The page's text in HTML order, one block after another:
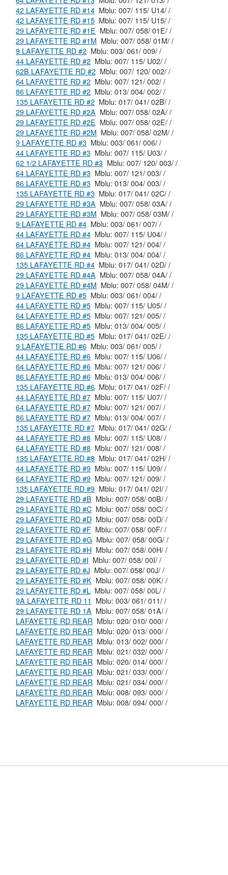
42 LAFAYETTE RD #14
Mblu: 007/ 115/ U14/ /
42 LAFAYETTE RD #15
Mblu: 007/ 115/ U15/ /
29 LAFAYETTE RD #1E
Mblu: 007/ 058/ 01E/ /
29 LAFAYETTE RD #1M
Mblu: 007/ 058/ 01M/ /
9 LAFAYETTE RD #2
Mblu: 003/ 061/ 009/ /
44 LAFAYETTE RD #2
Mblu: 007/ 115/ U02/ /
62B LAFAYETTE RD #2
Mblu: 007/ 120/ 002/ /
64 LAFAYETTE RD #2
Mblu: 007/ 121/ 002/ /
86 LAFAYETTE RD #2
Mblu: 013/ 004/ 002/ /
135 LAFAYETTE RD #2
Mblu: 017/ 041/ 02B/ /
29 LAFAYETTE RD #2A
Mblu: 007/ 058/ 02A/ /
29 LAFAYETTE RD #2E
Mblu: 007/ 058/ 02E/ /
29 LAFAYETTE RD #2M
Mblu: 007/ 058/ 02M/ /
9 LAFAYETTE RD #3
Mblu: 003/ 061/ 006/ /
44 LAFAYETTE RD #3
Mblu: 007/ 115/ U03/ /
62 1/2 LAFAYETTE RD #3
Mblu: 007/ 120/ 003/ /
64 LAFAYETTE RD #3
Mblu: 007/ 121/ 003/ /
86 LAFAYETTE RD #3
Mblu: 013/ 004/ 003/ /
135 LAFAYETTE RD #3
Mblu: 017/ 041/ 02C/ /
29 LAFAYETTE RD #3A
Mblu: 007/ 058/ 03A/ /
29 LAFAYETTE RD #3M
Mblu: 007/ 058/ 03M/ /
9 LAFAYETTE RD #4
Mblu: 003/ 061/ 007/ /
44 LAFAYETTE RD #4
Mblu: 007/ 115/ U04/ /
64 LAFAYETTE RD #4
Mblu: 007/ 121/ 004/ /
86 LAFAYETTE RD #4
Mblu: 013/ 004/ 004/ /
135 LAFAYETTE RD #4
Mblu: 017/ 041/ 02D/ /
29 LAFAYETTE RD #4A
Mblu: 007/ 058/ 04A/ /
29 LAFAYETTE RD #4M
Mblu: 007/ 058/ 04M/ /
9 LAFAYETTE RD #5
Mblu: 003/ 061/ 004/ /
44 LAFAYETTE RD #5
Mblu: 007/ 115/ U05/ /
64 LAFAYETTE RD #5
Mblu: 007/ 121/ 005/ /
86 LAFAYETTE RD #5
Mblu: 013/ 004/ 005/ /
135 LAFAYETTE RD #5
Mblu: 017/ 041/ 02E/ /
9 LAFAYETTE RD #6
Mblu: 003/ 061/ 005/ /
44 LAFAYETTE RD #6
Mblu: 007/ 115/ U06/ /
64 LAFAYETTE RD #6
Mblu: 007/ 121/ 006/ /
86 LAFAYETTE RD #6
Mblu: 013/ 004/ 006/ /
135 LAFAYETTE RD #6
Mblu: 017/ 041/ 02F/ /
44 LAFAYETTE RD #7
Mblu: 007/ 115/ U07/ /
64 LAFAYETTE RD #7
Mblu: 007/ 121/ 007/ /
86 LAFAYETTE RD #7
Mblu: 013/ 004/ 007/ /
135 LAFAYETTE RD #7
Mblu: 017/ 041/ 02G/ /
44 LAFAYETTE RD #8
Mblu: 007/ 115/ U08/ /
64 LAFAYETTE RD #8
Mblu: 007/ 121/ 008/ /
135 LAFAYETTE RD #8
Mblu: 017/ 041/ 02H/ /
44 LAFAYETTE RD #9
Mblu: 007/ 115/ U09/ /
64 LAFAYETTE RD #9
Mblu: 007/ 121/ 009/ /
135 LAFAYETTE RD #9
Mblu: 017/ 041/ 02I/ /
29 LAFAYETTE RD #B
Mblu: 007/ 058/ 00B/ /
29 LAFAYETTE RD #C
Mblu: 007/ 058/ 00C/ /
29 LAFAYETTE RD #D
Mblu: 007/ 058/ 00D/ /
29 LAFAYETTE RD #F
Mblu: 007/ 058/ 00F/ /
29 LAFAYETTE RD #G
Mblu: 007/ 058/ 00G/ /
29 LAFAYETTE RD #H
Mblu: 007/ 058/ 00H/ /
29 LAFAYETTE RD #I
Mblu: 007/ 058/ 00I/ /
29 LAFAYETTE RD #J
Mblu: 007/ 058/ 00J/ /
29 LAFAYETTE RD #K
Mblu: 007/ 058/ 00K/ /
29 LAFAYETTE RD #L
Mblu: 007/ 058/ 00L/ /
9A LAFAYETTE RD 11
Mblu: 003/ 061/ 011/ /
29 LAFAYETTE RD 1A
Mblu: 007/ 058/ 01A/ /
LAFAYETTE RD REAR
Mblu: 020/ 010/ 000/ /
LAFAYETTE RD REAR
Mblu: 020/ 013/ 000/ /
LAFAYETTE RD REAR
Mblu: 013/ 002/ 000/ /
LAFAYETTE RD REAR
Mblu: 021/ 032/ 000/ /
LAFAYETTE RD REAR
Mblu: 020/ 014/ 000/ /
LAFAYETTE RD REAR
Mblu: 021/ 033/ 000/ /
LAFAYETTE RD REAR
Mblu: 021/ 034/ 000/ /
LAFAYETTE RD REAR
Mblu: 008/ 093/ 000/ /
LAFAYETTE RD REAR
Mblu: 008/ 094/ 000/ /